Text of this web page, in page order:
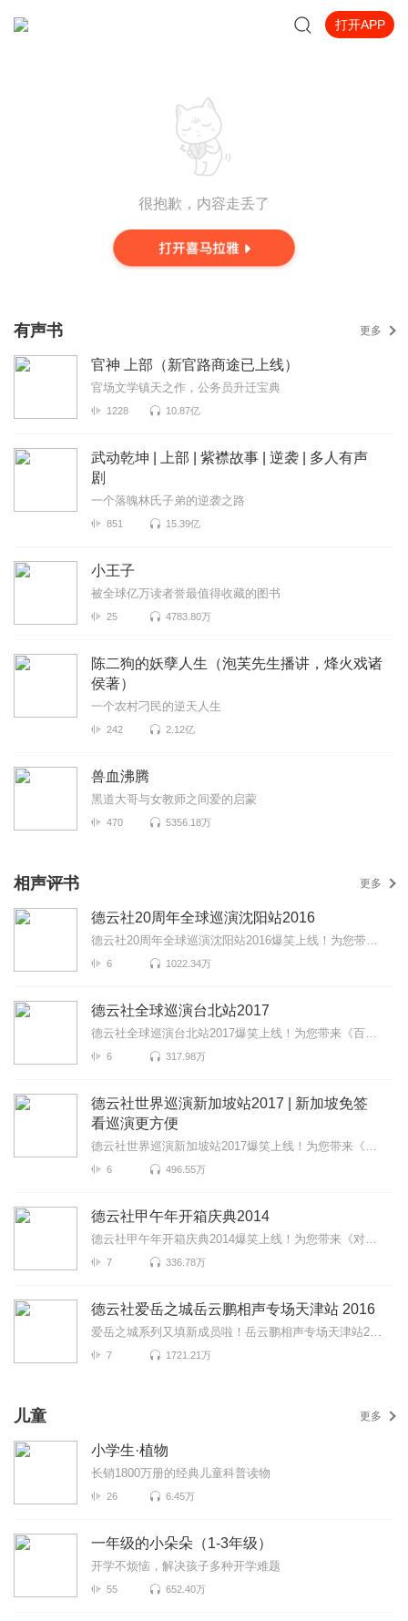
打开APP
很抱歉，内容走丢了
有声书 更多
官神 上部（新官路商途已上线）
官场文学镇天之作，公务员升迁宝典
1228 10.87亿
武动乾坤 | 上部 | 紫襟故事 | 逆袭 | 多人有声
剧
一个落魄林氏子弟的逆袭之路
851 15.39亿
小王子
被全球亿万读者誉最值得收藏的图书
25 4783.80万
陈二狗的妖孽人生（泡芙先生播讲，烽火戏诸
侯著）
一个农村刁民的逆天人生
242 2.12亿
兽血沸腾
黑道大哥与女教师之间爱的启蒙
470 5356.18万
相声评书 更多
德云社20周年全球巡演沈阳站2016
德云社20周年全球巡演沈阳站2016爆笑上线！为您带来《规矩论》《你有病啊》《学外语》等高能相声！各种...
6 1022.34万
德云社全球巡演台北站2017
德云社全球巡演台北站2017爆笑上线！为您带来《百兽图》《富贵有余》《学哑语》等高能相声！各种爆笑包...
6 317.98万
德云社世界巡演新加坡站2017 | 新加坡免签
看巡演更方便
德云社世界巡演新加坡站2017爆笑上线！为您带来《百兽图》《富贵有余》《学哑语》等高能相声！各种爆笑...
6 496.55万
德云社甲午年开箱庆典2014
德云社甲午年开箱庆典2014爆笑上线！为您带来《对春联》《瞧这一家子》《学满语》等高能相声！各种爆笑...
7 336.78万
德云社爱岳之城岳云鹏相声专场天津站 2016
爱岳之城系列又填新成员啦！岳云鹏相声专场天津站2016报道！这一次小岳岳又会给我们带来什么样的爆笑片...
7 1721.21万
儿童 更多
小学生·植物
长销1800万册的经典儿童科普读物
26 6.45万
一年级的小朵朵（1-3年级）
开学不烦恼，解决孩子多种开学难题
55 652.40万